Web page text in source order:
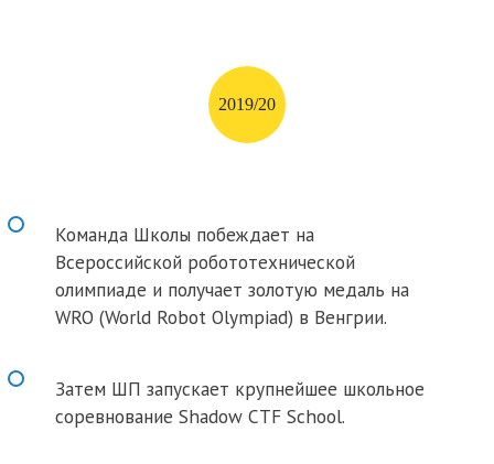
2019/20
Команда Школы побеждает на
Всероссийской робототехнической
олимпиаде и получает золотую медаль на
WRO (World Robot Olympiad) в Венгрии.
Затем ШП запускает крупнейшее школьное
соревнование Shadow CTF School.